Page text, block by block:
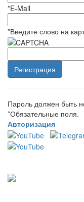
*E-Mail
*Введите слово на
Пароль должен быть
*Обязательные поля.
Авторизация